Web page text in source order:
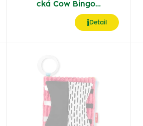
cká Cow Bingo…
Detail